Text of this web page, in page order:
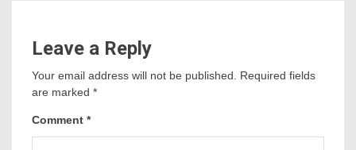
Leave a Reply
Your email address will not be published. Required fields
are marked *
Comment *